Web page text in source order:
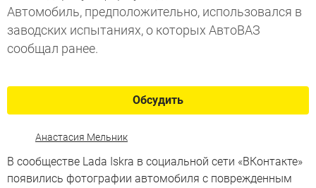
Автомобиль, предположительно, использовался в
заводских испытаниях, о которых АвтоВАЗ
сообщал ранее.
Обсудить
Анастасия Мельник
В сообществе Lada Iskra в социальной сети «ВКонтакте»
появились фотографии автомобиля с поврежденным